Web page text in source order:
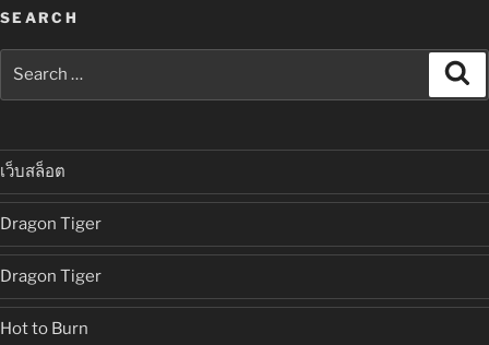
SEARCH
เว็บสล็อต
Dragon Tiger
Dragon Tiger
Hot to Burn